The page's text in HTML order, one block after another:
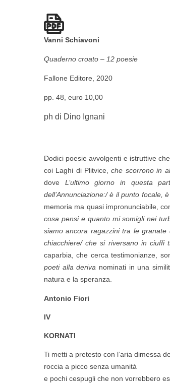
Vanni Schiavoni
Quaderno croato – 12 poesie
Fallone Editore, 2020
pp. 48, euro 10,00
ph di Dino Ignani
Dodici poesie avvolgenti e istruttive
coi Laghi di Plitvice,
che scorrono in
dove L’ultimo giorno in questa
dell’Annunciazione:/ è il punto focale,
memoria ma quasi impronunciabile,
cosa pensi e quanto mi somigli nei
siamo ancora ragazzini tra le granate
chiacchiere/ che si riversano in ciuffi
caparbia, che cerca testimonianze,
poeti alla deriva nominati in una
natura e la speranza.
Antonio Fiori
IV
KORNATI
Ti metti a pretesto con l’aria dimessa
roccia a picco senza umanità
e pochi cespugli che non vorrebbero